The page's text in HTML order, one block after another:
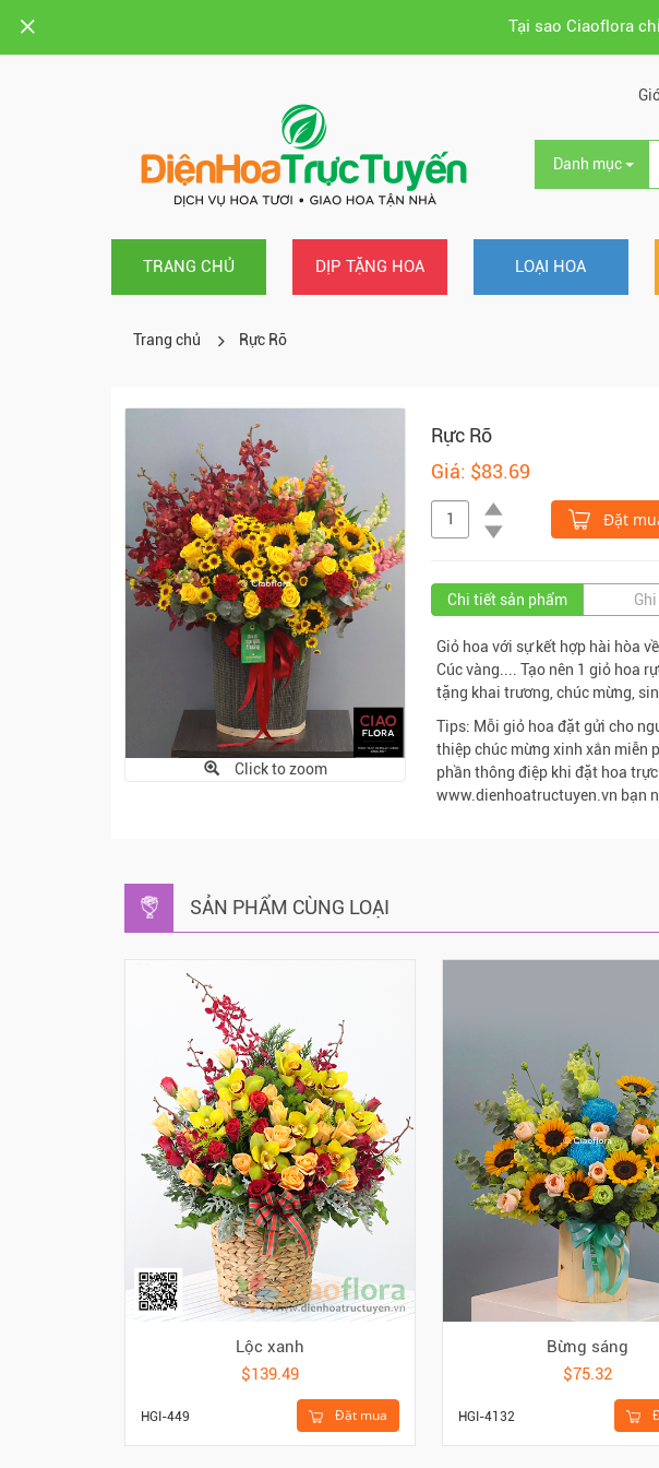
Tại sao Ciaoflora
Danh mục
TRANG CHỦ DỊP TẶNG HOA LOẠI HOA
Trang chủ Rực Rỡ
Click to zoom
Rực Rỡ
Giá: $83.69
Đặt
Chi tiết sản phẩm
Giỏ hoa với sự kết hợp hài hòa
Cúc vàng.... Tạo nên 1 giỏ hoa
tặng khai trương, chúc mừng,
Tips: Mỗi giỏ hoa đặt gửi cho
thiệp chúc mừng xinh xắn miễn
phần thông điệp khi đặt hoa
www.dienhoatructuyen.vn bạn
SẢN PHẨM CÙNG LOẠI
Lộc xanh
$139.49
Đặt mua
HGI-449
Bừng sáng
$75.32
HGI-4132